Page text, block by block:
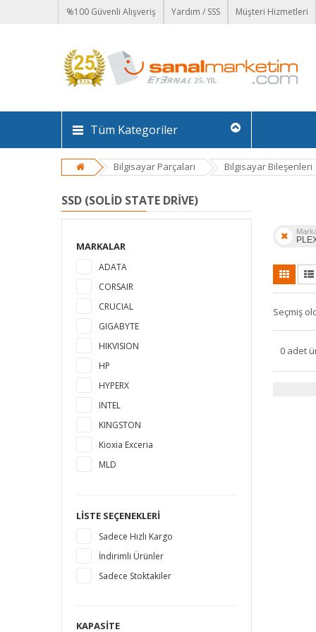
%100 Güvenli Alışveriş Yardım / SSS Müşteri Hizmetleri
Tüm Kategoriler
Bilgisayar Parçaları Bilgisayar Bileşenleri
SSD (SOLID STATE DRIVE)
MARKALAR
ADATA
CORSAIR
CRUCIAL
GIGABYTE
HIKVISION
HP
HYPERX
INTEL
KINGSTON
Kioxia Exceria
MLD
PLEXTOR
PNY
SAMSUNG
SANDISK
SILICON POWER
LISTE SEÇENEKLERI
Sadece Hızlı Kargo
İndirimli Ürünler
Sadece Stoktakiler
KAPASITE
Seçmiş
0 adet